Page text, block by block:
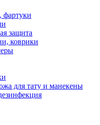
фартуки
защита
коврики
для тату и манекены